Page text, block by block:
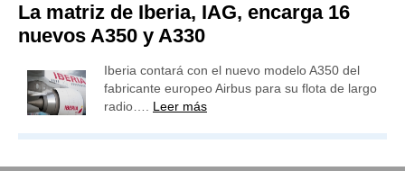
La matriz de Iberia, IAG, encarga 16
nuevos A350 y A330
Iberia contará con el nuevo modelo A350 del
fabricante europeo Airbus para su flota de largo
radio…. Leer más